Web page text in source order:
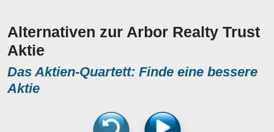
Alternativen zur Arbor Realty Trust
Aktie
Das Aktien-Quartett: Finde eine bessere
Aktie